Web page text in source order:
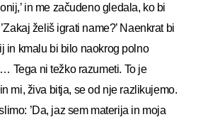
in me začudeno gledala, ko bi
želiš igrati name?’ Naenkrat bi
in kmalu bi bilo naokrog polno
Tega ni težko razumeti. To je
mi, živa bitja, se od nje razlikujemo.
’Da, jaz sem materija in moja